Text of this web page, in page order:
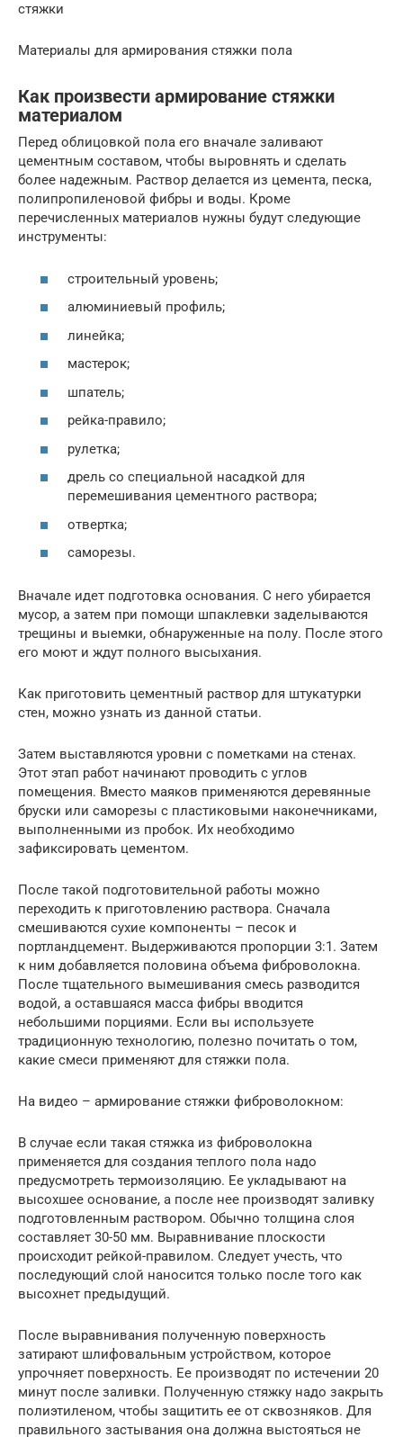
стяжки
Материалы для армирования стяжки пола
Как произвести армирование стяжки
материалом
Перед облицовкой пола его вначале заливают
цементным составом, чтобы выровнять и сделать
более надежным. Раствор делается из цемента, песка,
полипропиленовой фибры и воды. Кроме
перечисленных материалов нужны будут следующие
инструменты:
строительный уровень;
алюминиевый профиль;
линейка;
мастерок;
шпатель;
рейка-правило;
рулетка;
дрель со специальной насадкой для
перемешивания цементного раствора;
отвертка;
саморезы.
Вначале идет подготовка основания. С него убирается
мусор, а затем при помощи шпаклевки заделываются
трещины и выемки, обнаруженные на полу. После этого
его моют и ждут полного высыхания.
Как приготовить цементный раствор для штукатурки
стен, можно узнать из данной статьи.
Затем выставляются уровни с пометками на стенах.
Этот этап работ начинают проводить с углов
помещения. Вместо маяков применяются деревянные
бруски или саморезы с пластиковыми наконечниками,
выполненными из пробок. Их необходимо
зафиксировать цементом.
После такой подготовительной работы можно
переходить к приготовлению раствора. Сначала
смешиваются сухие компоненты – песок и
портландцемент. Выдерживаются пропорции 3:1. Затем
к ним добавляется половина объема фиброволокна.
После тщательного вымешивания смесь разводится
водой, а оставшаяся масса фибры вводится
небольшими порциями. Если вы используете
традиционную технологию, полезно почитать о том,
какие смеси применяют для стяжки пола.
На видео – армирование стяжки фиброволокном:
В случае если такая стяжка из фиброволокна
применяется для создания теплого пола надо
предусмотреть термоизоляцию. Ее укладывают на
высохшее основание, а после нее производят заливку
подготовленным раствором. Обычно толщина слоя
составляет 30-50 мм. Выравнивание плоскости
происходит рейкой-правилом. Следует учесть, что
последующий слой наносится только после того как
высохнет предыдущий.
После выравнивания полученную поверхность
затирают шлифовальным устройством, которое
упрочняет поверхность. Ее производят по истечении 20
минут после заливки. Полученную стяжку надо закрыть
полиэтиленом, чтобы защитить ее от сквозняков. Для
правильного застывания она должна выстояться не